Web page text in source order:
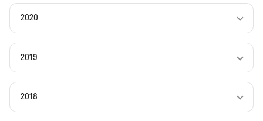
2020
2019
2018